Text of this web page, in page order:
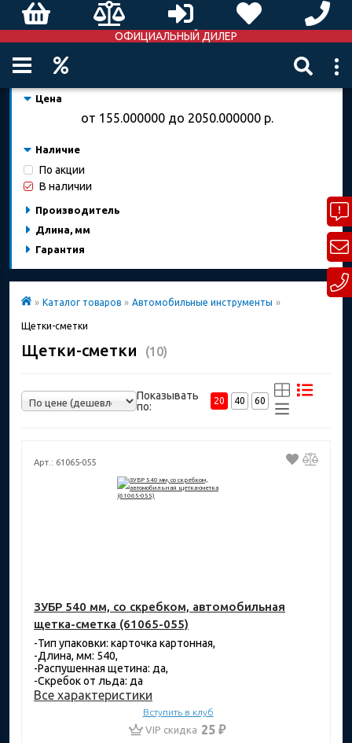
ОФИЦИАЛЬНЫЙ ДИЛЕР
Цена
от 155.000000 до 2050.000000 р.
Наличие
По акции
В наличии
Производитель
Длина, мм
Гарантия
» Каталог товаров » Автомобильные инструменты »
Щетки-сметки
Щетки-сметки (10)
Показывать
по:
20 40 60
Арт.: 61065-055
ЗУБР 540 мм, со скребком, автомобильная
щетка-сметка (61065-055)
-Тип упаковки: карточка картонная,
-Длина, мм: 540,
-Распушенная щетина: да,
-Скребок от льда: да
Все характеристики
Вступить в клуб
VIP скидка 25 ₽